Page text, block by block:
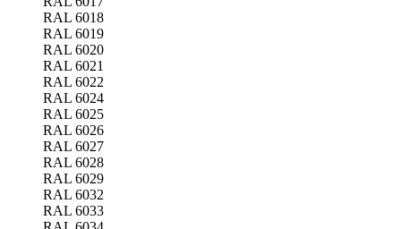
RAL 6018
RAL 6019
RAL 6020
RAL 6021
RAL 6022
RAL 6024
RAL 6025
RAL 6026
RAL 6027
RAL 6028
RAL 6029
RAL 6032
RAL 6033